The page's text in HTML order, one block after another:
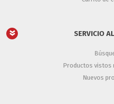
SERVICIO
Productos vistos
Nuevos